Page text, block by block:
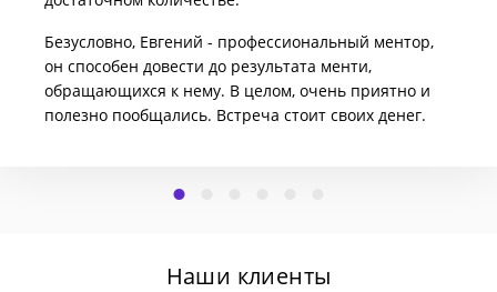
Безусловно, Евгений - профессиональный ментор,
он способен довести до результата менти,
обращающихся к нему. В целом, очень приятно и
полезно пообщались. Встреча стоит своих денег.
Наши клиенты